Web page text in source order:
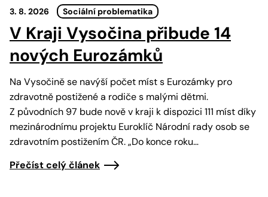
3. 8. 2026 Sociální problematika
V Kraji Vysočina přibude 14
nových Eurozámků
Na Vysočině se navýší počet míst s Eurozámky pro
zdravotně postižené a rodiče s malými dětmi.
Z původních 97 bude nově v kraji k dispozici 111 míst díky
mezinárodnímu projektu Euroklíč Národní rady osob se
zdravotním postižením ČR. „Do konce roku…
Přečíst celý článek